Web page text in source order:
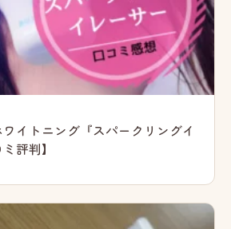
イトニング『スパークリングイ
評判】